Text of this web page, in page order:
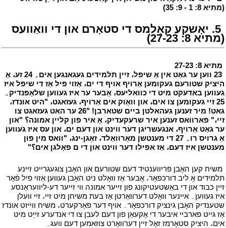
(מתיא 8: 1 - 9: 35)
5. יאָשקע קאַלמס די סטאָרם און די וואַוועס
(מתיא 8: 27-23)
מתיא 8: 27-23
23 ווען ער גאַט אין אַ שיפל، זיין תלמידים געגאנגען אים۔ 24 זע، אַ
היציק שטורעם געקומען אַרויף אויף די ים، אַזוי פיל אַז די שיפל איז
געווען באדעקט מיט די כוואליעס، אָבער ער איז געווען שלאָפנדיק۔
25 זיי געקומען צו אים، און וואָוק אים אַרויף، געזאגט، "היט אונדז،
גאט! מיר זענען געהאלטן ביים שטארבן! "26 ער האט געזאגט צו
זיי،" פארוואס זענען איר שרעקעדיק، אָ איר פון קליין אמונה؟ "און
ער גאַט אַרויף، אנגעשריגן דער ווינט און דעם ים، און עס איז געווען
אַ גרויס רו۔ 27 די מענטשן מאַרוואַלד، זאָגן-ינג، "וואס מין פון
מענטשן איז דעם، אַז אפילו דער ווינט און די ם פאָלגן אים؟"
משיח קען האָבן פּריווענטיד דעם שטורעם און האָבן צוגעגרייט זיינע
תלמידים אַ ליב דורכפאָר، אָבער אַז וואָלט ניט האָבן געווען אַזוי פיל פֿאַר
זיין כבוד און די באַשטעטיקונג פון זייער אמונה ווי זייער דע-ליוועראַנסע
איז געווען۔ איינער וואָלט דערוואַרטן אַז בעת משיחן מיט זיי، זיי וועלן
שטענדיק האָבן גינציק דורכפאָר۔ אויף דער פאַרקערט، משיח ווייזט אונדז
אַז גייט פארביי איבער די אָקעאַן פון דעם לעבן צו די אנדערע זייַט מיט
אים، היציק סטאָרמז זאָל זיין דערוואַרט צוזאמען דעם וועג۔